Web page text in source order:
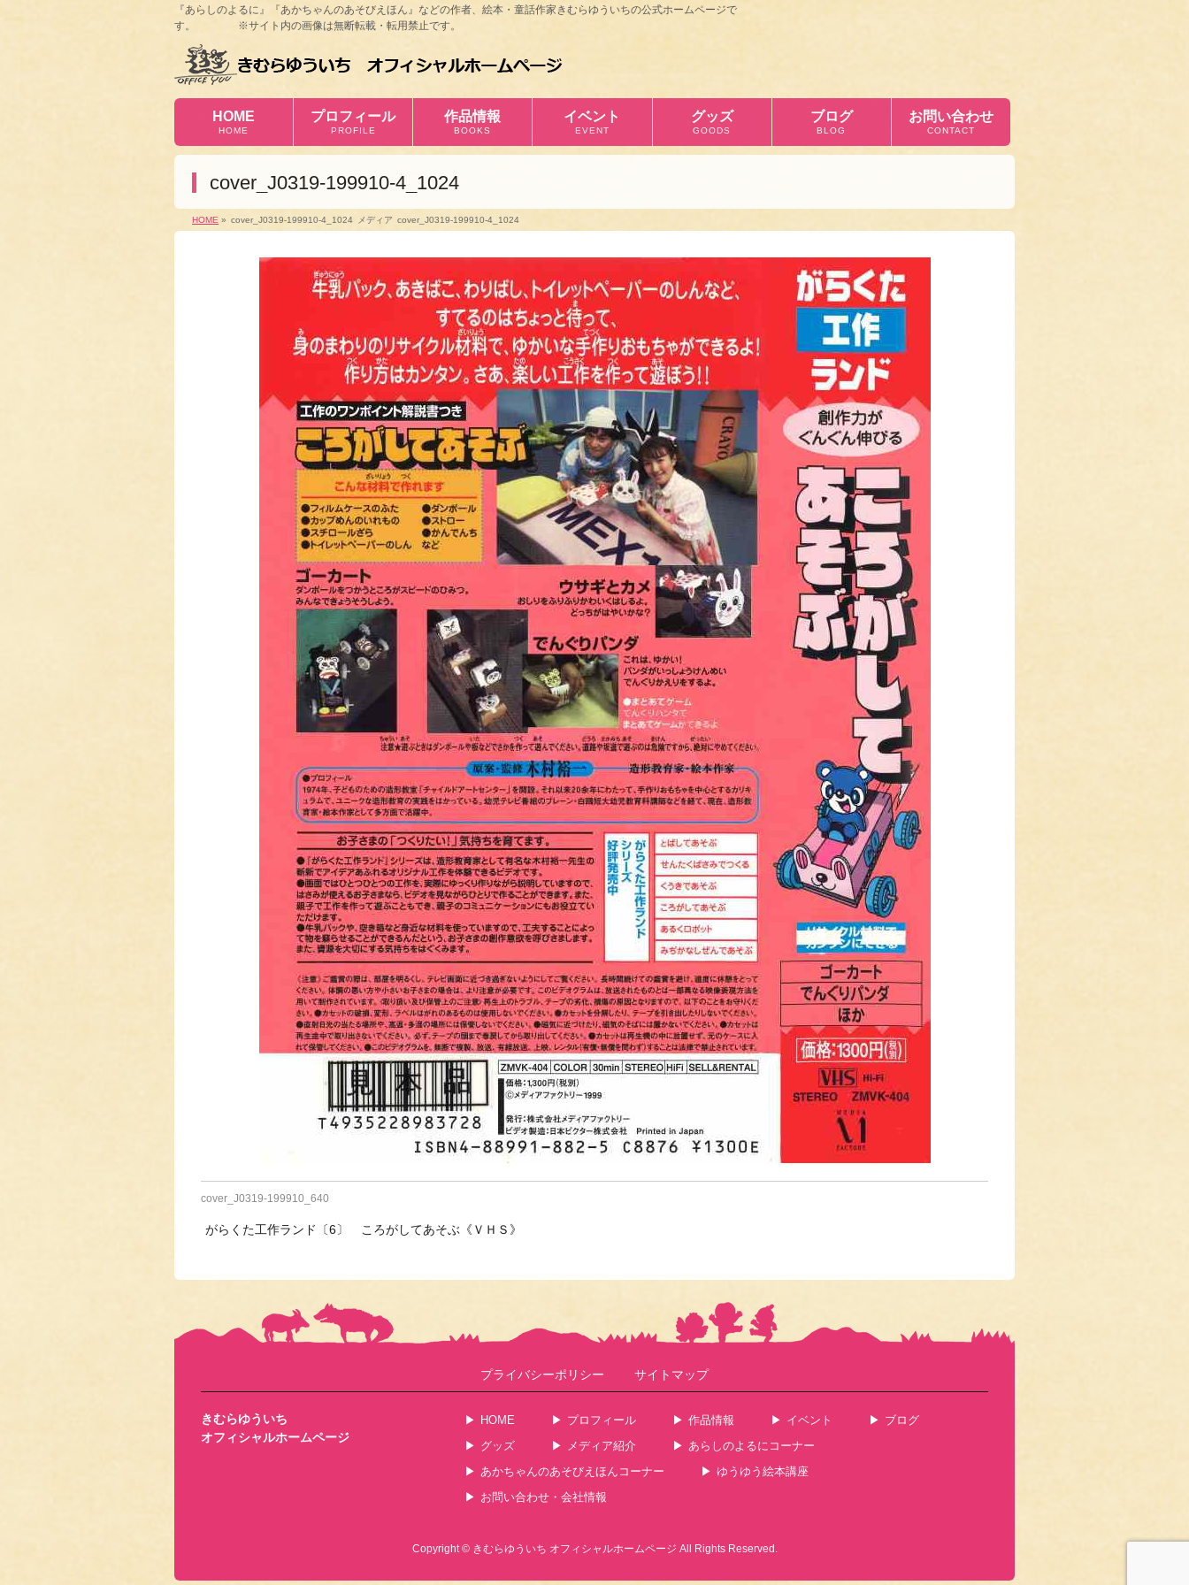
『あらしのよるに』『あかちゃんのあそびえほん』などの作者、絵本・童話作家きむらゆういちの公式ホームページで
す。 ※サイト内の画像は無断転載・転用禁止です。
HOME
HOME
プロフィール
PROFILE
作品情報
BOOKS
イベント
EVENT
グッズ
GOODS
ブログ
BLOG
お問い合わせ
CONTACT
cover_J0319-199910-4_1024
HOME » cover_J0319-199910-4_1024 メディア cover_J0319-199910-4_1024
cover_J0319-199910_640
がらくた工作ランド〔6〕 ころがしてあそぶ《ＶＨＳ》
プライバシーポリシー サイトマップ
きむらゆういち
オフィシャルホームページ
HOME プロフィール 作品情報 イベント
ブログ
グッズ
メディア紹介
あらしのよるにコーナー
あかちゃんのあそびえほんコーナー
ゆうゆう絵本講座
お問い合わせ・会社情報
Copyright © きむらゆういち オフィシャルホームページ All Rights Reserved.